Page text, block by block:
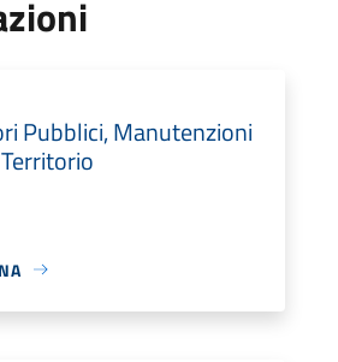
Pubblici, Manutenzioni